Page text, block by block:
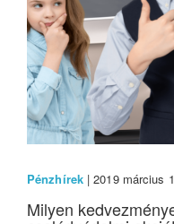
Pénzhírek| 2019 március
Milyen